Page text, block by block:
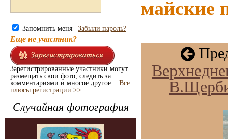
Запомнить меня | Забыли пароль?
Еще не участник?
Зарегистрированные участники могут
размещать свои фото, следить за
комментариями и многое другое... Все
плюсы регистрации >>
Случайная фотография
майские